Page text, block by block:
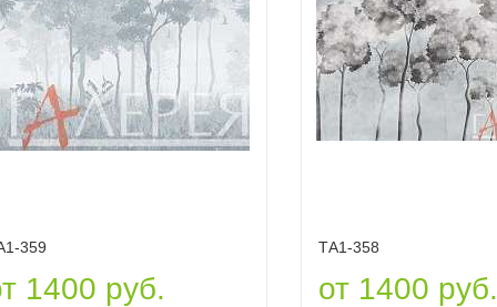
359
1400 руб.
ТА1-358
от 1400 руб.